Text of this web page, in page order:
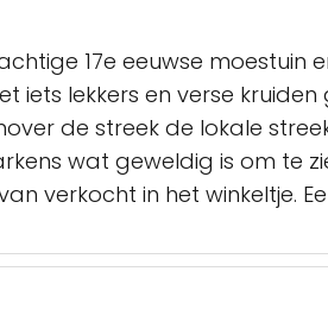
17e eeuwse moestuin
iets lekkers en verse
de streek de lokale
wat geweldig is om te
verkocht in het winkeltje.